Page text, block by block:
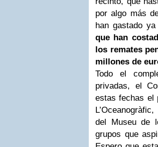
por algo más
han gastado
que han
los remates
millones de
Todo el
privadas, el
estas fechas el
del Museu de
grupos que